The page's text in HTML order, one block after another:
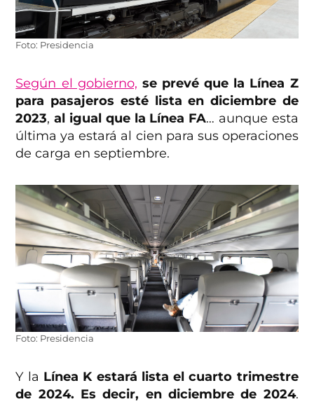
Foto: Presidencia
Según el gobierno, se prevé que la Línea Z
para pasajeros esté lista en diciembre de
2023, al igual que la Línea FA… aunque esta
última ya estará al cien para sus operaciones
de carga en septiembre.
Foto: Presidencia
Y la Línea K estará lista el cuarto trimestre
de 2024. Es decir, en diciembre de 2024.